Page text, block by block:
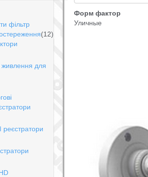
Форм фактор
Уличные
фільтр
(12)
живлення для
реєстратори